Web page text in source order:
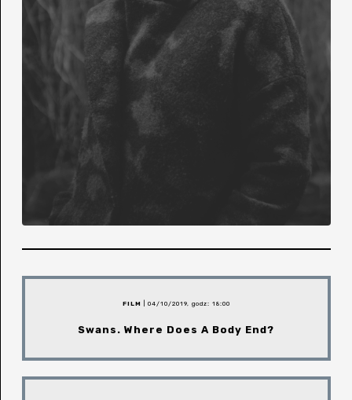
FILM | 04/10/2019, godz: 18:00
Swans. Where Does A Body End?